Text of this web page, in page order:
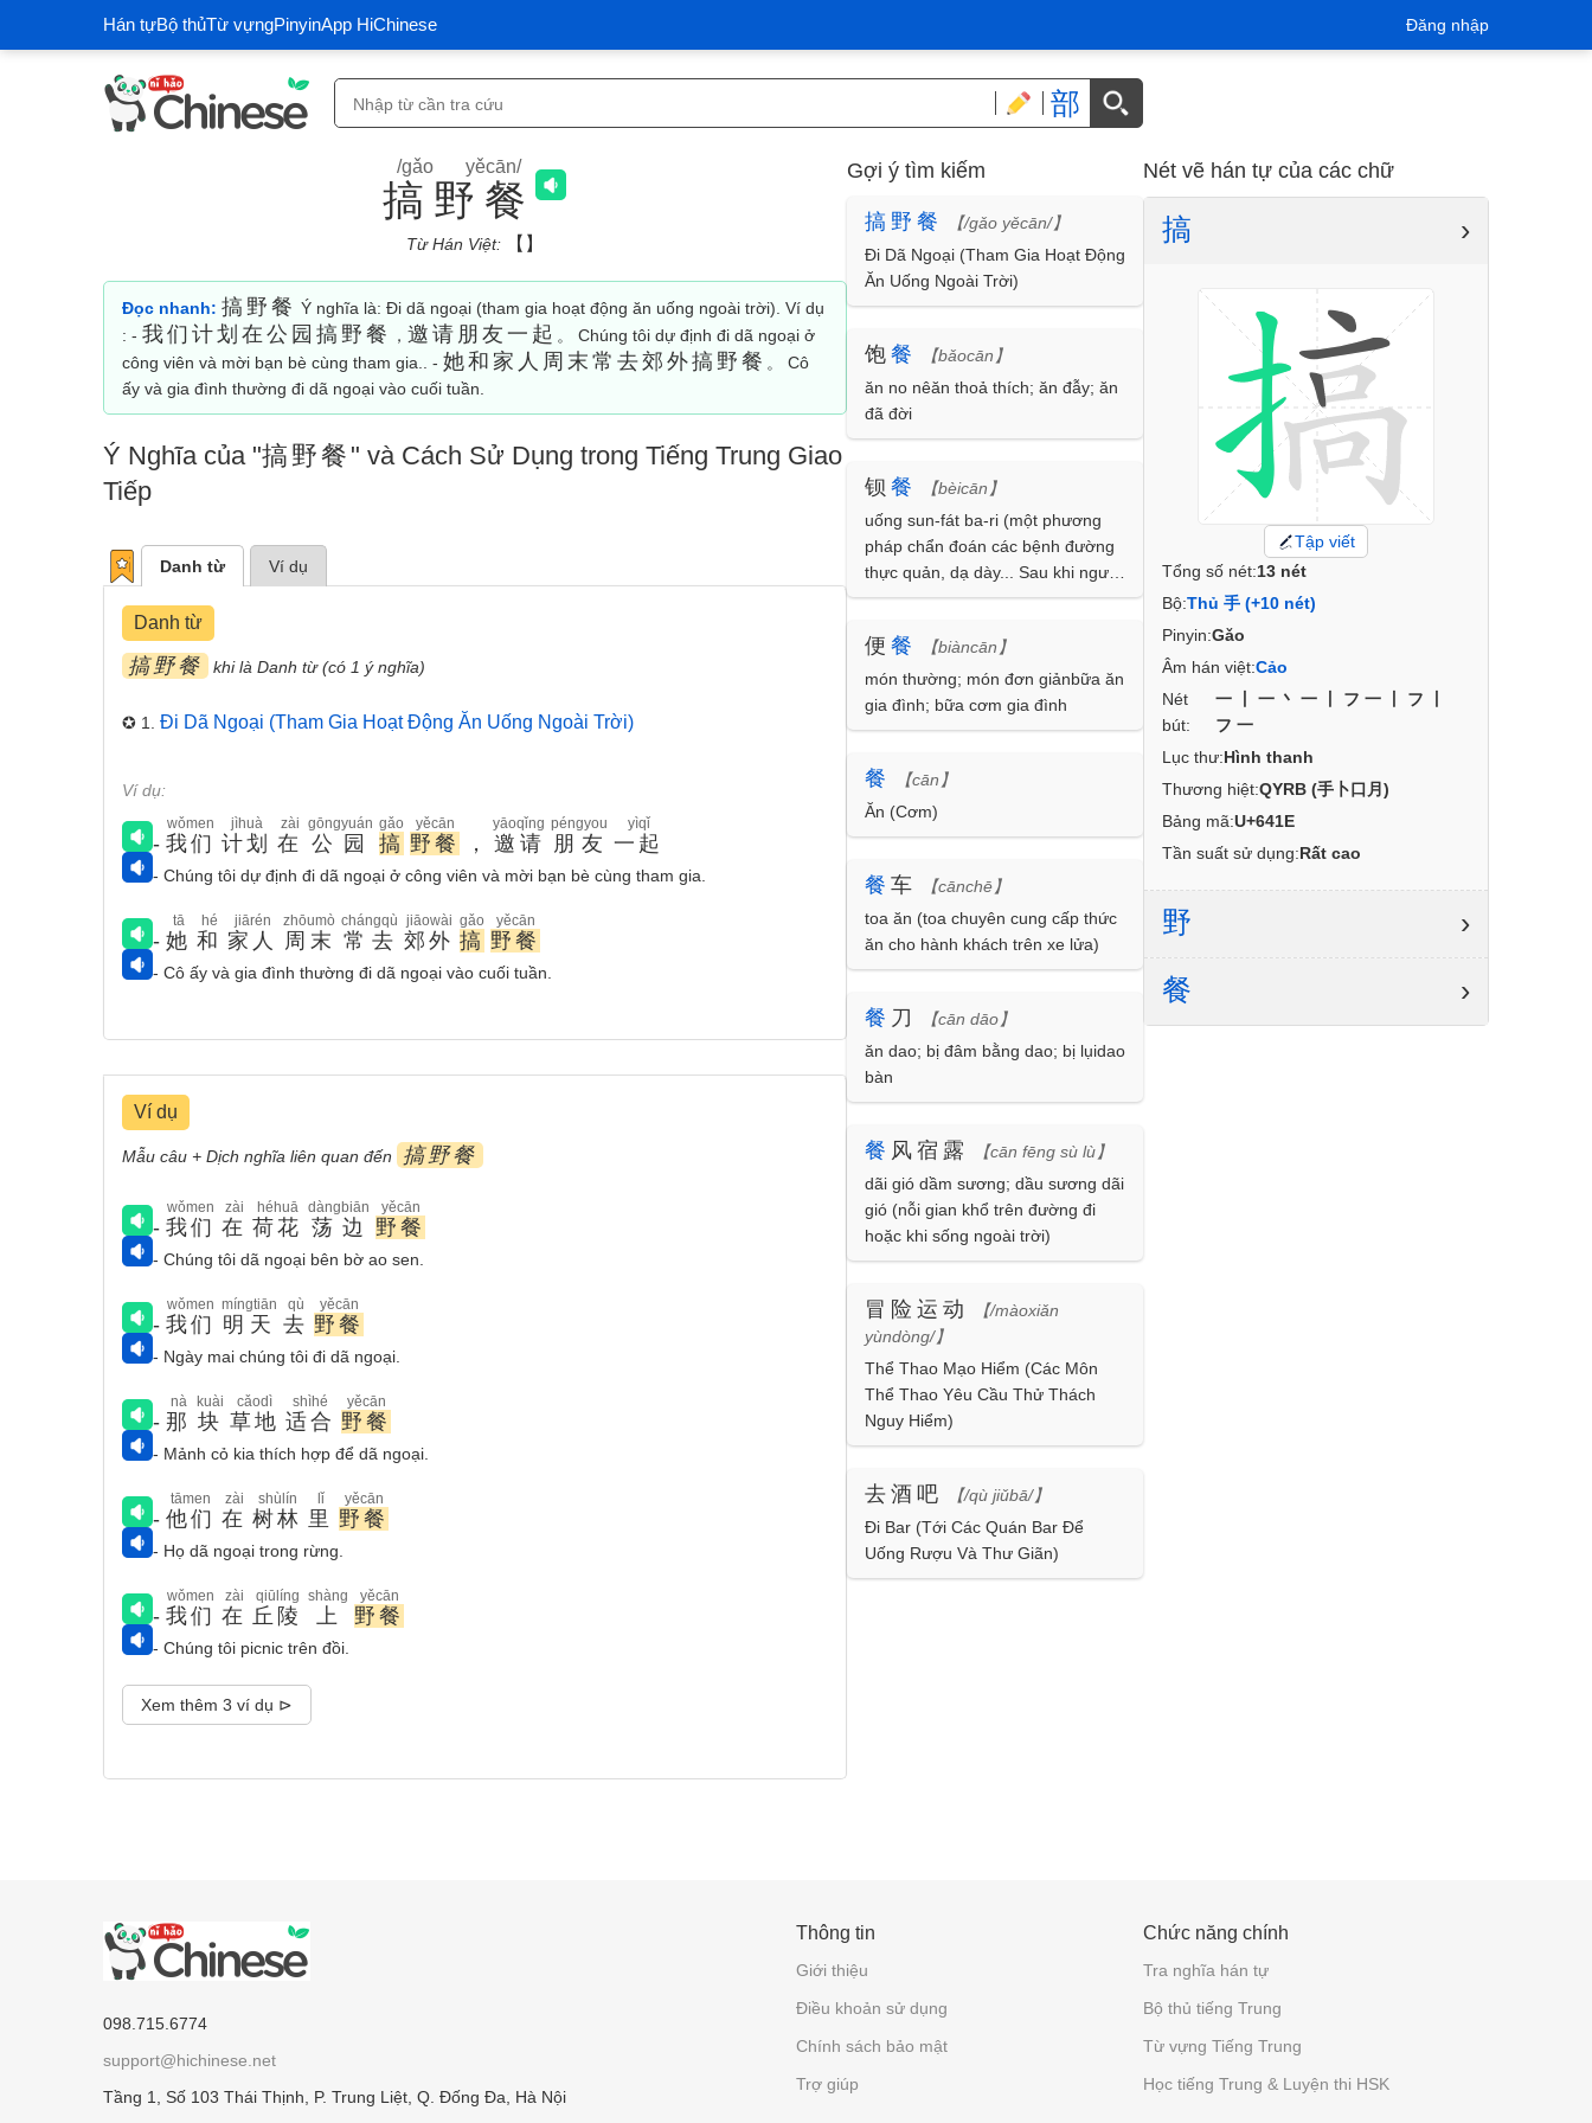
Hán tựBộ thủTừ vựngPinyinApp HiChinese Đăng nhập
部
搞野餐
/gǎo yěcān/
Từ Hán Việt:【】
Đọc nhanh: 搞野餐 Ý nghĩa là: Đi dã ngoại (tham gia hoạt động ăn uống ngoài trời). Ví dụ
: - 我们计划在公园搞野餐 ， 邀请朋友一起 。 Chúng tôi dự định đi dã ngoại ở
công viên và mời bạn bè cùng tham gia.. - 她和家人周末常去郊外搞野餐 。 Cô
ấy và gia đình thường đi dã ngoại vào cuối tuần.
Ý Nghĩa của "搞野餐 " và Cách Sử Dụng trong Tiếng Trung Giao
Tiếp
Danh từ Ví dụ
Danh từ
搞野餐 khi là Danh từ (có 1 ý nghĩa)
✪ 1. Đi Dã Ngoại (tham Gia Hoạt Động Ăn Uống Ngoài Trời)
Ví dụ:
- 我们
wǒmen
计划
jìhuà
在
zài
公园
gōngyuán
搞
gǎo
野餐
yěcān
， 邀请
yāoqǐng
朋友
péngyou
一起
yìqǐ
- Chúng tôi dự định đi dã ngoại ở công viên và mời bạn bè cùng tham gia.
- 她
tā
和
hé
家人
jiārén
周末
zhōumò
常去
chángqù
郊外
jiāowài
搞
gǎo
野餐
yěcān
- Cô ấy và gia đình thường đi dã ngoại vào cuối tuần.
Ví dụ
Mẫu câu + Dịch nghĩa liên quan đến 搞野餐
- 我们
wǒmen
在
zài
荷花
héhuā
荡边
dàngbiān
野餐
yěcān
- Chúng tôi dã ngoại bên bờ ao sen.
- 我们
wǒmen
明天
míngtiān
去
qù
野餐
yěcān
- Ngày mai chúng tôi đi dã ngoại.
- 那
nà
块
kuài
草地
cǎodì
适合
shìhé
野餐
yěcān
- Mảnh cỏ kia thích hợp để dã ngoại.
- 他们
tāmen
在
zài
树林
shùlín
里
lǐ
野餐
yěcān
- Họ dã ngoại trong rừng.
- 我们
wǒmen
在
zài
丘陵
qiūlíng
上
shàng
野餐
yěcān
- Chúng tôi picnic trên đồi.
Xem thêm 3 ví dụ ⊳
Gợi ý tìm kiếm
搞 野 餐
【/gǎo yěcān/】
Đi Dã Ngoại (Tham Gia Hoạt Động
Ăn Uống Ngoài Trời)
饱 餐
【bǎocān】
ăn no nêăn thoả thích; ăn đẫy; ăn
đã đời
钡 餐
【bèicān】
uống sun-fát ba-ri (một phương
pháp chẩn đoán các bệnh đường
thực quản, dạ dày... Sau khi người
bệnh uống sun-fát ba-ri, chiếu tia
có biến chuyển gì không)
便 餐
【biàncān】
món thường; món đơn giảnbữa ăn
gia đình; bữa cơm gia đình
餐
【cān】
Ăn (Cơm)
餐 车
【cānchē】
toa ăn (toa chuyên cung cấp thức
ăn cho hành khách trên xe lửa)
餐 刀
【cān dāo】
ăn dao; bị đâm bằng dao; bị lụidao
bàn
餐 风宿露
【cān fēng sù lù】
dãi gió dầm sương; dầu sương dãi
gió (nỗi gian khổ trên đường đi
hoặc khi sống ngoài trời)
冒险运动
【/màoxiǎn
yùndòng/】
Thể Thao Mạo Hiểm (Các Môn
Thể Thao Yêu Cầu Thử Thách
Nguy Hiểm)
去酒吧
【/qù jiǔbā/】
Đi Bar (Tới Các Quán Bar Để
Uống Rượu Và Thư Giãn)
Nét vẽ hán tự của các chữ
搞 ›
Tập viết
Tổng số nét:13 nét
Bộ:Thủ 手 (+10 nét)
Pinyin:Gǎo
Âm hán việt:Cảo
Nét
bút:
一丨一丶一丨フ一丨フ丨
フ一
Lục thư:Hình thanh
Thương hiệt:QYRB (手卜口月)
Bảng mã:U+641E
Tần suất sử dụng:Rất cao
野 ›
餐 ›
098.715.6774
support@hichinese.net
Tầng 1, Số 103 Thái Thịnh, P. Trung Liệt, Q. Đống Đa, Hà Nội
Thông tin
Giới thiệu
Điều khoản sử dụng
Chính sách bảo mật
Trợ giúp
Chức năng chính
Tra nghĩa hán tự
Bộ thủ tiếng Trung
Từ vựng Tiếng Trung
Học tiếng Trung & Luyện thi HSK